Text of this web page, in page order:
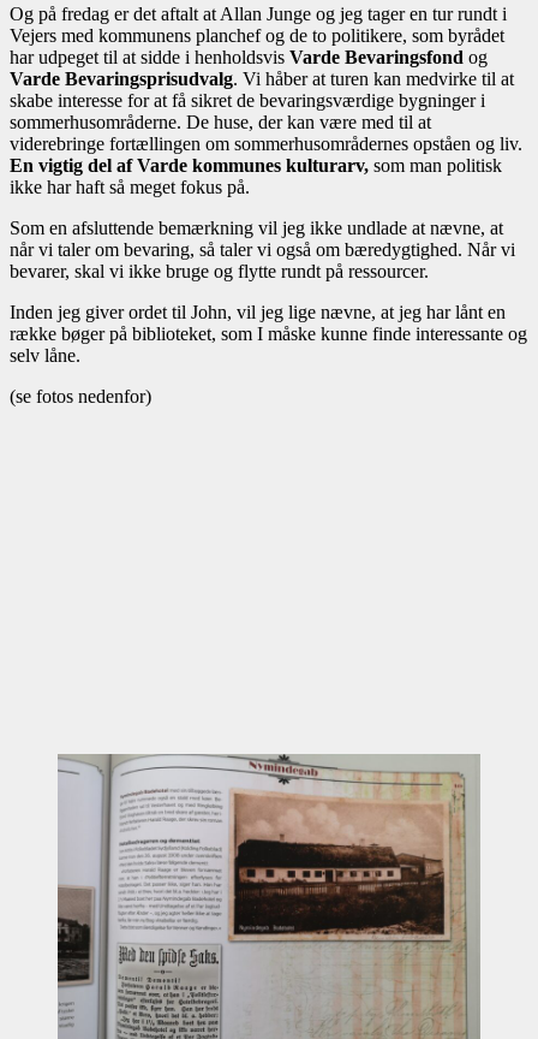
Og på fredag er det aftalt at Allan Junge og jeg tager en tur rundt i
Vejers med kommunens planchef og de to politikere, som byrådet
har udpeget til at sidde i henholdsvis Varde Bevaringsfond og
Varde Bevaringsprisudvalg. Vi håber at turen kan medvirke til at
skabe interesse for at få sikret de bevaringsværdige bygninger i
sommerhusområderne. De huse, der kan være med til at
viderebringe fortællingen om sommerhusområdernes opståen og liv.
En vigtig del af Varde kommunes kulturarv, som man politisk
ikke har haft så meget fokus på.
Som en afsluttende bemærkning vil jeg ikke undlade at nævne, at
når vi taler om bevaring, så taler vi også om bæredygtighed. Når vi
bevarer, skal vi ikke bruge og flytte rundt på ressourcer.
Inden jeg giver ordet til John, vil jeg lige nævne, at jeg har lånt en
række bøger på biblioteket, som I måske kunne finde interessante og
selv låne.
(se fotos nedenfor)